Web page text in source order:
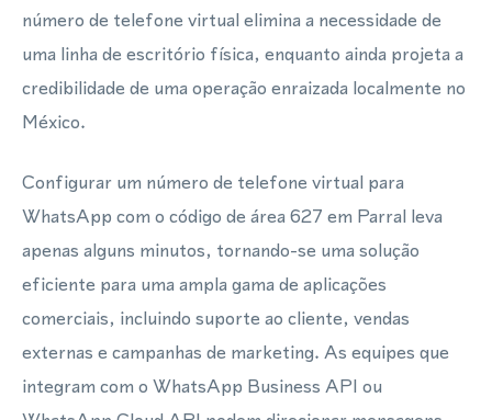
número de telefone virtual elimina a necessidade de
uma linha de escritório física, enquanto ainda projeta a
credibilidade de uma operação enraizada localmente no
México.
Configurar um número de telefone virtual para
WhatsApp com o código de área 627 em Parral leva
apenas alguns minutos, tornando-se uma solução
eficiente para uma ampla gama de aplicações
comerciais, incluindo suporte ao cliente, vendas
externas e campanhas de marketing. As equipes que
integram com o WhatsApp Business API ou